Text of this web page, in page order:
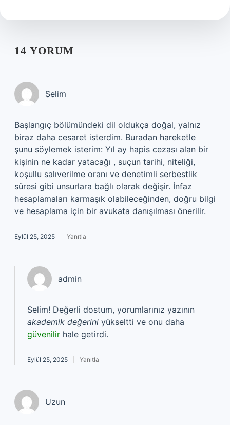
14 YORUM
Selim
Başlangıç bölümündeki dil oldukça doğal, yalnız
biraz daha cesaret isterdim. Buradan hareketle
şunu söylemek isterim: Yıl ay hapis cezası alan bir
kişinin ne kadar yatacağı , suçun tarihi, niteliği,
koşullu salıverilme oranı ve denetimli serbestlik
süresi gibi unsurlara bağlı olarak değişir. İnfaz
hesaplamaları karmaşık olabileceğinden, doğru bilgi
ve hesaplama için bir avukata danışılması önerilir.
Eylül 25, 2025 Yanıtla
admin
Selim! Değerli dostum, yorumlarınız yazının
akademik değerini yükseltti ve onu daha
güvenilir hale getirdi.
Eylül 25, 2025 Yanıtla
Uzun